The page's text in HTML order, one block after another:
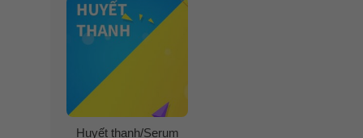
hay lo ngại da mình đang có tình trạng xuống sắc.
được điều này.
Serum vàng Aura Eldas kết hợp nhiều thành phần
loại vitamin.
Huyết thanh/Serum